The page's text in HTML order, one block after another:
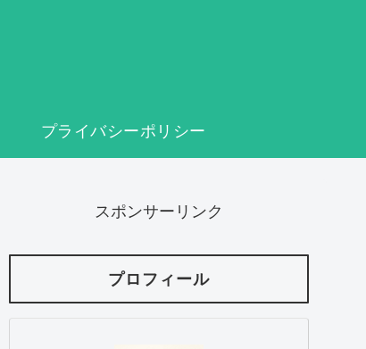
プライバシーポリシー
スポンサーリンク
プロフィール